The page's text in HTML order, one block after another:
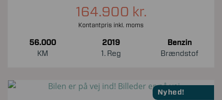
164.900 kr.
Kontantpris inkl. moms
56.000
KM
2019
1. Reg
Benzin
Brændstof
Nyhed!